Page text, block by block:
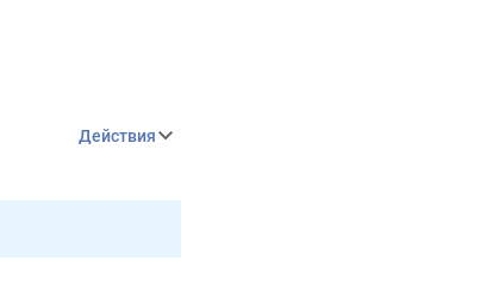
Действия